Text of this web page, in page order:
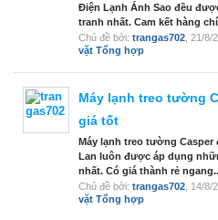
Điện Lạnh Ánh Sao đều
tranh nhất. Cam kết hàng
Chủ đề bởi: trangas702 21/8/
vặt Tổng hợp
Máy lạnh treo tường
giá tốt
Máy lạnh treo tường
Lan luôn được áp dụng
nhất. Có giá thành rẻ
Chủ đề bởi: trangas702 14/8/
vặt Tổng hợp